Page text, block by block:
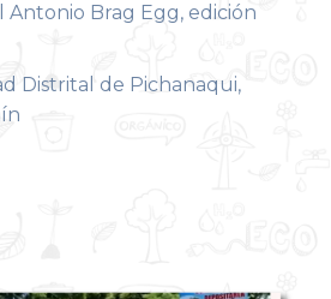
Antonio Brag Egg, edición
Distrital de Pichanaqui,